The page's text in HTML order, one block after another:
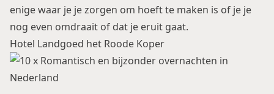
enige waar je je zorgen om hoeft te maken is of je je
nog even omdraait of dat je eruit gaat.
Hotel Landgoed het Roode Koper